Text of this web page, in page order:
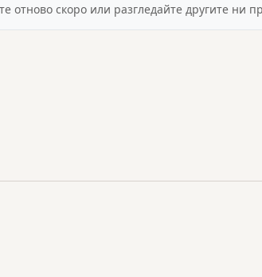
отново скоро или разгледайте другите ни